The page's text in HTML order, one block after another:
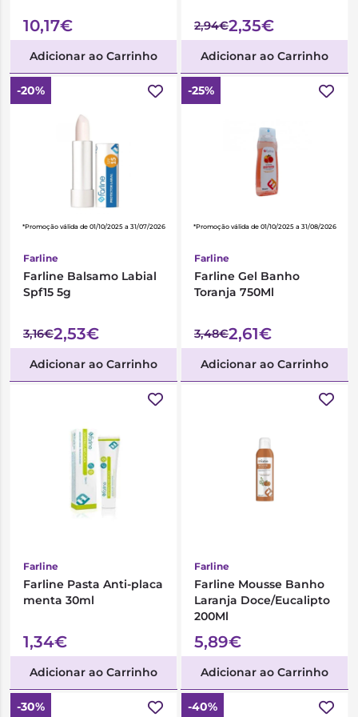
10,17€
Adicionar ao Carrinho
2,94€2,35€
Adicionar ao Carrinho
-20%
*Promoção válida de 01/10/2025 a 31/07/2026
Farline
Farline Balsamo Labial
Spf15 5g
3,16€2,53€
Adicionar ao Carrinho
-25%
*Promoção válida de 01/10/2025 a 31/08/2026
Farline
Farline Gel Banho
Toranja 750Ml
3,48€2,61€
Adicionar ao Carrinho
Farline
Farline Pasta Anti-placa
menta 30ml
1,34€
Adicionar ao Carrinho
Farline
Farline Mousse Banho
Laranja Doce/Eucalipto
200Ml
5,89€
Adicionar ao Carrinho
-30% -40%